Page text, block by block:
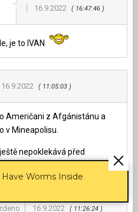
16.9.2022
16:47:46
je to IVAN
16.9.2022 11:05:03
Američani z Afgánistánu a
v Mineapolisu.
nepoklekává před
16.9.2022 11:26:24
Worms Inside